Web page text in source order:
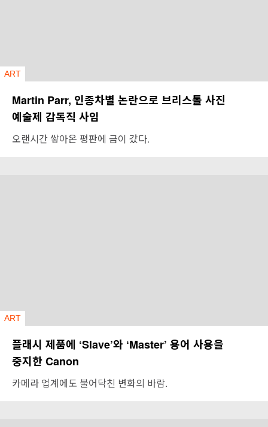
ART
Martin Parr, 인종차별 논란으로 브리스톨 사진
예술제 감독직 사임
오랜시간 쌓아온 평판에 금이 갔다.
ART
플래시 제품에 ‘Slave’와 ‘Master’ 용어 사용을
중지한 Canon
카메라 업계에도 불어닥친 변화의 바람.